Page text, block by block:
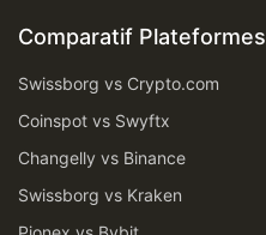
Comparatif Plateformes
Swissborg vs Crypto.com
Coinspot vs Swyftx
Changelly vs Binance
Swissborg vs Kraken